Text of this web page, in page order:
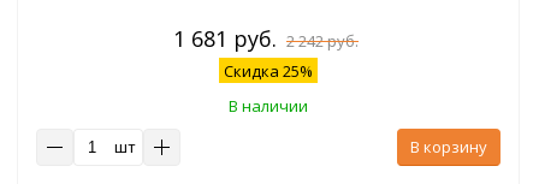
1 681 руб. 2 242 руб.
Скидка 25%
В наличии
шт
В корзину